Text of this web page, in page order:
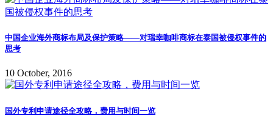
中国企业海外商标布局及保护策略——对瑞幸咖啡商标在泰国被侵权事件的
思考
10 October, 2016
国外专利申请途径全攻略，费用与时间一览